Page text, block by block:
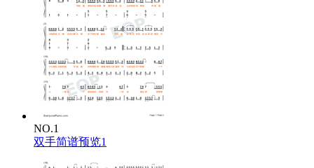
NO.1
双手简谱预览1